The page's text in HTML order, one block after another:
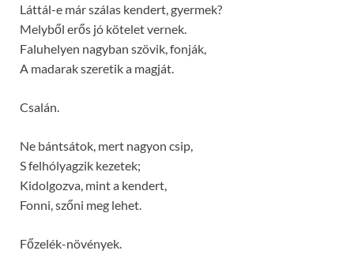
Láttál-e már szálas kendert, gyermek?
Melyből erős jó kötelet vernek.
Faluhelyen nagyban szövik, fonják,
A madarak szeretik a magját.
Csalán.
Ne bántsátok, mert nagyon csip,
S felhólyagzik kezetek;
Kidolgozva, mint a kendert,
Fonni, szőni meg lehet.
Főzelék-növények.